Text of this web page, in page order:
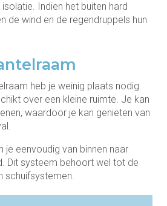
Indien het buiten hard
de wind en de regendruppels hun
heb je weinig plaats nodig.
over een kleine ruimte. Je kan
waardoor je kan genieten van
je eenvoudig van binnen naar
Dit systeem behoort wel tot de
schuifsystemen.